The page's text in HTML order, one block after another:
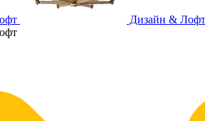
Дизайн & Лофт